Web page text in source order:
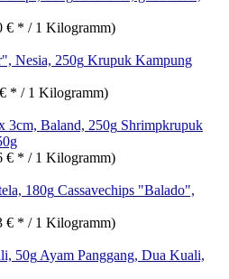
€ * / 1 Kilogramm)
Krupuk Kampung
* / 1 Kilogramm)
Shrimpkrupuk
€ * / 1 Kilogramm)
Cassavechips "Balado",
€ * / 1 Kilogramm)
Ayam Panggang, Dua Kuali,